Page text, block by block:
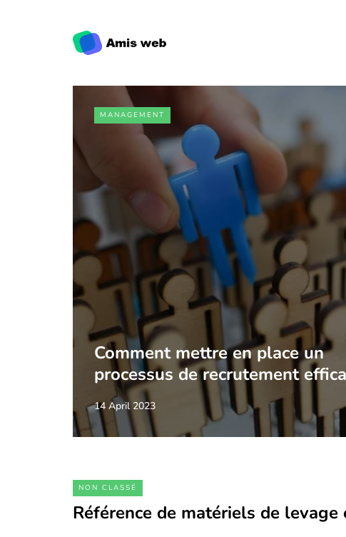
MANAGEMENT
Comment mettre en place un
processus de recrutement
14 April 2023
NON CLASSÉ
Référence de matériels de